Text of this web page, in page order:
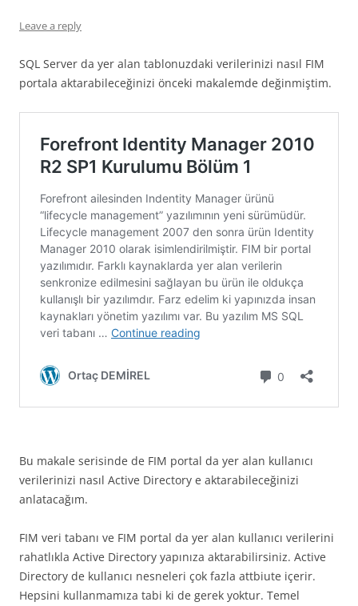
Leave a reply
SQL Server da yer alan tablonuzdaki verilerinizi nasıl FIM
portala aktarabileceğinizi önceki makalemde değinmiştim.
Bu makale serisinde de FIM portal da yer alan kullanıcı
verilerinizi nasıl Active Directory e aktarabileceğinizi
anlatacağım.
FIM veri tabanı ve FIM portal da yer alan kullanıcı verilerini
rahatlıkla Active Directory yapınıza aktarabilirsiniz. Active
Directory de kullanıcı nesneleri çok fazla attbiute içerir.
Hepsini kullanmamıza tabi ki de gerek yoktur. Temel